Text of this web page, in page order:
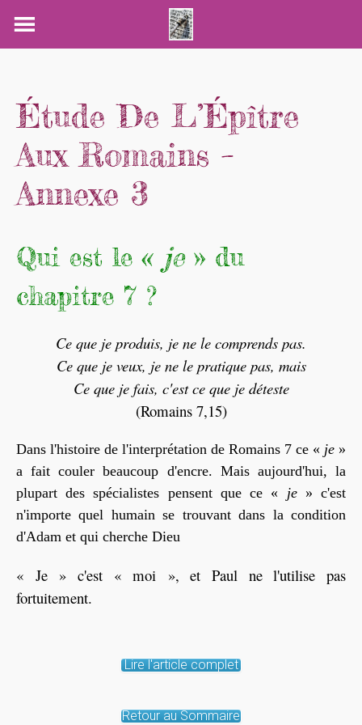
Étude De L’Épître
Aux Romains –
Annexe 3
Qui est le « je» du
chapitre 7 ?
Ce que je produis, je ne le comprends pas.
Ce que je veux, je ne le pratique pas, mais
Ce que je fais, c'est ce que je déteste
(Romains 7,15)
Dans l'histoire de l'interprétation de Romains 7 ce « je »
a fait couler beaucoup d'encre. Mais aujourd'hui, la
plupart des spécialistes pensent que ce « je» c'est
n'importe quel humain se trouvant dans la condition
d'Adam et qui cherche Dieu
« Je » c'est « moi », et Paul ne l'utilise pas
fortuitement.
Lire l'article complet
Retour au Sommaire